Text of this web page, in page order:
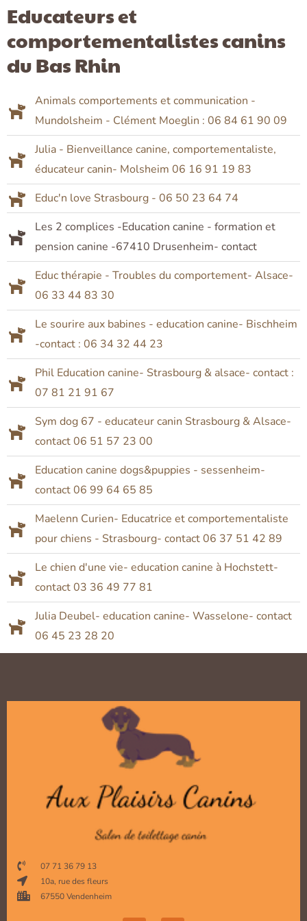
Educateurs et
comportementalistes canins
du Bas Rhin
Animals comportements et communication -
Mundolsheim - Clément Moeglin : 06 84 61 90 09
Julia - Bienveillance canine, comportementaliste,
éducateur canin- Molsheim 06 16 91 19 83
Educ'n love Strasbourg - 06 50 23 64 74
Les 2 complices -Education canine - formation et
pension canine -67410 Drusenheim- contact
Educ thérapie - Troubles du comportement- Alsace-
06 33 44 83 30
Le sourire aux babines - education canine- Bischheim
-contact : 06 34 32 44 23
Phil Education canine- Strasbourg & alsace- contact :
07 81 21 91 67
Sym dog 67 - educateur canin Strasbourg & Alsace-
contact 06 51 57 23 00
Education canine dogs&puppies - sessenheim-
contact 06 99 64 65 85
Maelenn Curien- Educatrice et comportementaliste
pour chiens - Strasbourg- contact 06 37 51 42 89
Le chien d'une vie- education canine à Hochstett-
contact 03 36 49 77 81
Julia Deubel- education canine- Wasselone- contact
06 45 23 28 20
07 71 36 79 13
10a, rue des fleurs
67550 Vendenheim